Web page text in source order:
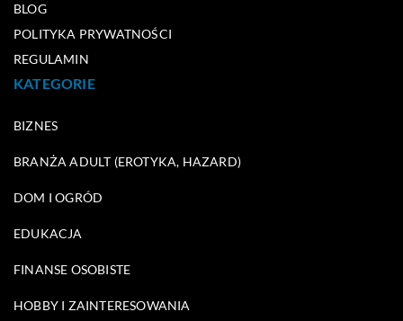
BLOG
POLITYKA PRYWATNOŚCI
REGULAMIN
KATEGORIE
BIZNES
BRANŻA ADULT (EROTYKA, HAZARD)
DOM I OGRÓD
EDUKACJA
FINANSE OSOBISTE
HOBBY I ZAINTERESOWANIA